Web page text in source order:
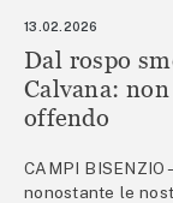
13.02.2026
Dal rospo
Calvana:
offendo
CAMPI BISENZIO
nonostante le